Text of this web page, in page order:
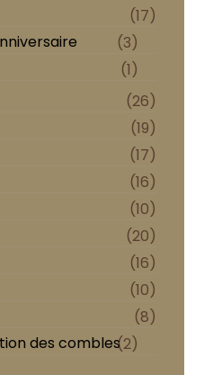
(17)
(3)
(1)
(26)
(19)
(17)
(16)
(10)
(20)
(16)
(10)
(8)
des combles(2)